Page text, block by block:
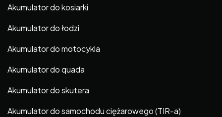
Akumulator do kosiarki
Akumulator do łodzi
Akumulator do motocykla
Akumulator do quada
Akumulator do skutera
Akumulator do samochodu ciężarowego (TIR-a)